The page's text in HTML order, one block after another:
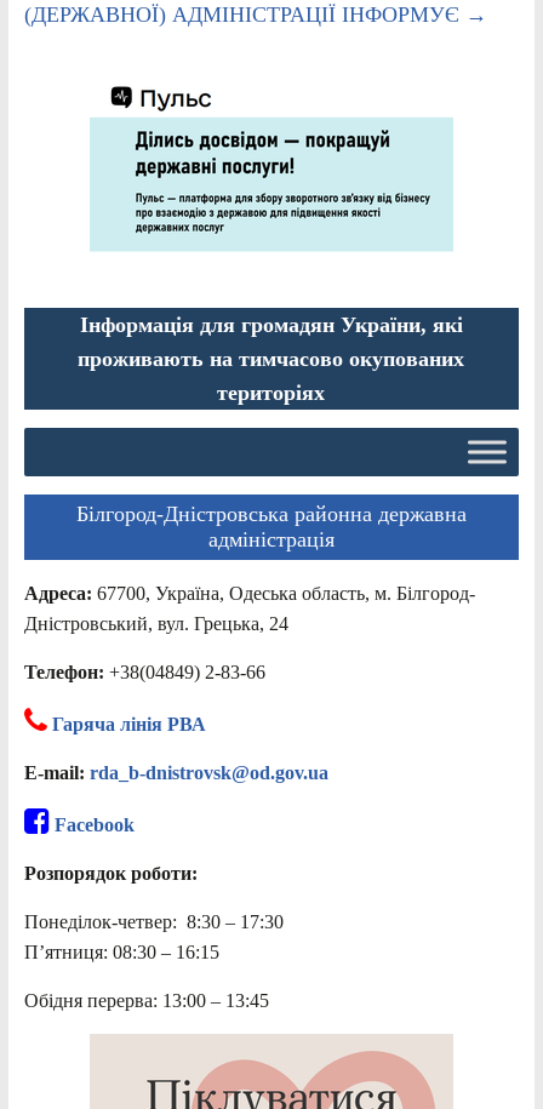
(ДЕРЖАВНОЇ) АДМІНІСТРАЦІЇ ІНФОРМУЄ →
Інформація для громадян України, які
проживають на тимчасово окупованих
територіях
Білгород-Дністровська районна державна
адміністрація
Адреса: 67700, Україна, Одеська область, м. Білгород-
Дністровський, вул. Грецька, 24
Телефон: +38(04849) 2-83-66
Гаряча лінія РВА
E-mail: rda_b-dnistrovsk@od.gov.ua
Facebook
Розпорядок роботи:
Понеділок-четвер: 8:30 – 17:30
П’ятниця: 08:30 – 16:15
Обідня перерва: 13:00 – 13:45